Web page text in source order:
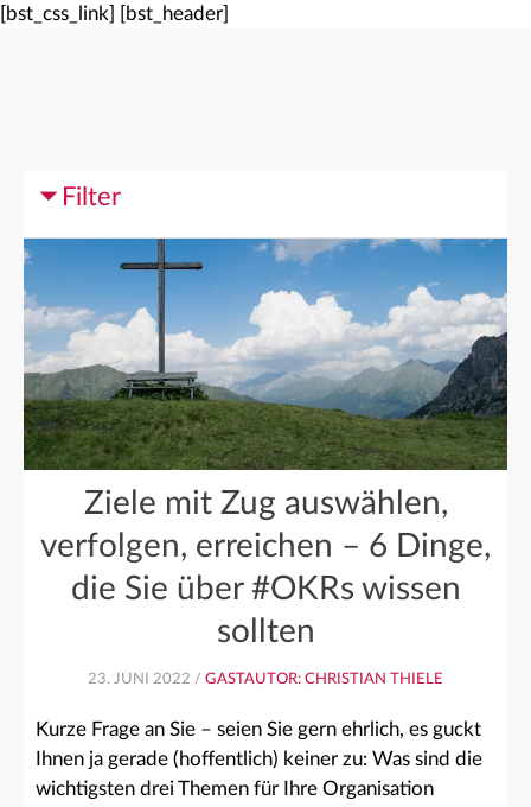
[bst_css_link] [bst_header]
Filter
Ziele mit Zug auswählen,
verfolgen, erreichen – 6 Dinge,
die Sie über #OKRs wissen
sollten
23. JUNI 2022 / GASTAUTOR: CHRISTIAN THIELE
Kurze Frage an Sie – seien Sie gern ehrlich, es guckt
Ihnen ja gerade (hoffentlich) keiner zu: Was sind die
wichtigsten drei Themen für Ihre Organisation